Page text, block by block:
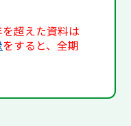
超えた資料は
をすると、全期